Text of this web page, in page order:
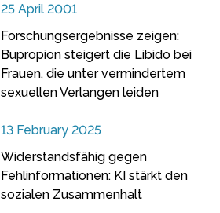
25 April 2001
Forschungsergebnisse zeigen:
Bupropion steigert die Libido bei
Frauen, die unter vermindertem
sexuellen Verlangen leiden
13 February 2025
Widerstandsfähig gegen
Fehlinformationen: KI stärkt den
sozialen Zusammenhalt